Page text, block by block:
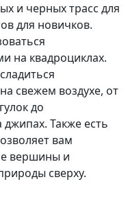
и черных трасс для
для новичков.
на квадроциклах.
свежем воздухе, от
до
Также есть
вам
вершины и
сверху.